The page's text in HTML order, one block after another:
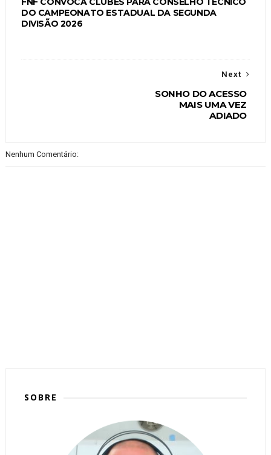
DO CAMPEONATO ESTADUAL DA SEGUNDA
DIVISÃO 2026
Next
SONHO DO ACESSO
MAIS UMA VEZ
ADIADO
Nenhum Comentário:
SOBRE